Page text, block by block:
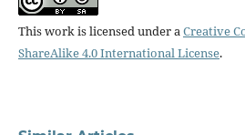
This work is licensed under aCreative
ShareAlike 4.0 International License.